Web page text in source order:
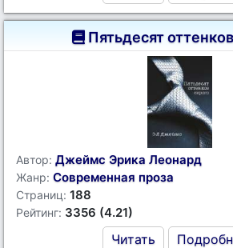
Пятьдесят
Автор: Джеймс Эрика Леонард
Жанр: Современная проза
Страниц: 188
Рейтинг: 3356 (4.21)
Читать